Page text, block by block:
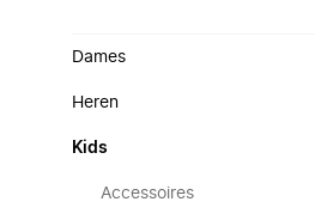
Dames
Heren
Kids
Accessoires